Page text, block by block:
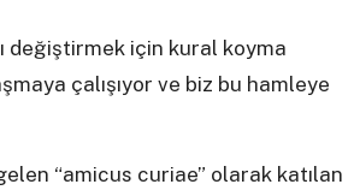
değiştirmek için kural koyma
çalışıyor ve biz bu hamleye
“amicus curiae” olarak katılan